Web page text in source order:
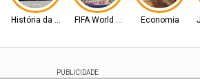
História da CidadeFIFA World Cup 2026Economia
PUBLICIDADE